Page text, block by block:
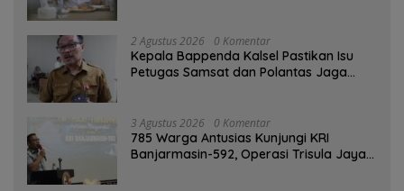
2 Agustus 2026 0 Komentar
Kepala Bappenda Kalsel Pastikan Isu
Petugas Samsat dan Polantas Jaga
3 Agustus 2026 0 Komentar
785 Warga Antusias Kunjungi KRI
Banjarmasin-592, Operasi Trisula Jaya